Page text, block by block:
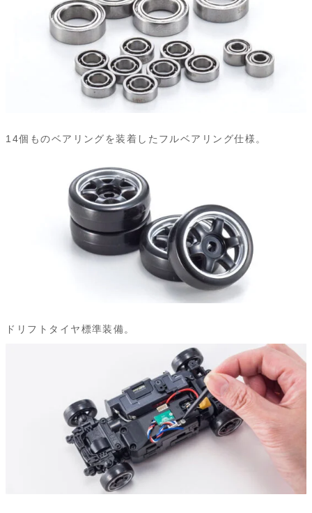
14個ものベアリングを装着したフルベアリング仕様。
ドリフトタイヤ標準装備。